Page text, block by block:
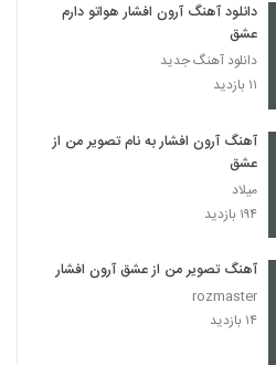
دانلود آهنگ آرون افشار هواتو دارم
عشق
دانلود آهنگ جدید
۱۱ بازدید
آهنگ آرون افشار به نام تصویر من از
عشق
میلاد
۱۹۴ بازدید
آهنگ تصویر من از عشق آرون افشار
rozmaster
۱۴ بازدید